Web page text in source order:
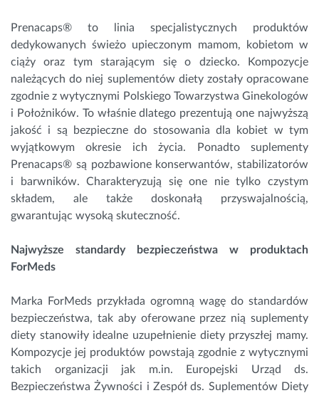
Prenacaps® to linia specjalistycznych produktów
dedykowanych świeżo upieczonym mamom, kobietom w
ciąży oraz tym starającym się o dziecko. Kompozycje
należących do niej suplementów diety zostały opracowane
zgodnie z wytycznymi Polskiego Towarzystwa Ginekologów
i Położników. To właśnie dlatego prezentują one najwyższą
jakość i są bezpieczne do stosowania dla kobiet w tym
wyjątkowym okresie ich życia. Ponadto suplementy
Prenacaps® są pozbawione konserwantów, stabilizatorów
i barwników. Charakteryzują się one nie tylko czystym
składem, ale także doskonałą przyswajalnością,
gwarantując wysoką skuteczność.
Najwyższe standardy bezpieczeństwa w produktach
ForMeds
Marka ForMeds przykłada ogromną wagę do standardów
bezpieczeństwa, tak aby oferowane przez nią suplementy
diety stanowiły idealne uzupełnienie diety przyszłej mamy.
Kompozycje jej produktów powstają zgodnie z wytycznymi
takich organizacji jak m.in. Europejski Urząd ds.
Bezpieczeństwa Żywności i Zespół ds. Suplementów Diety